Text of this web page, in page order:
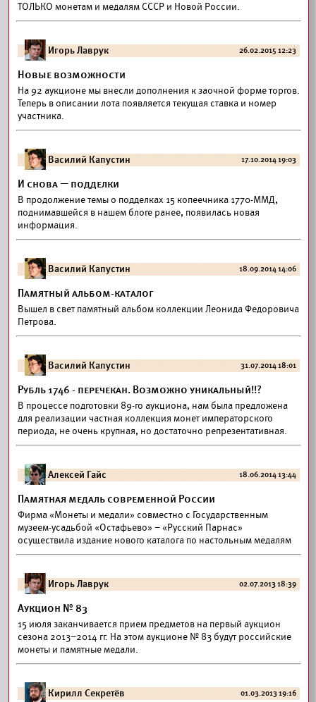
ТОЛЬКО монетам и медалям СССР и Новой России.
Игорь Лаврук 26.02.2015 12:23
Новые возможности
На 92 аукционе мы внесли дополнения к заочной форме торгов.
Теперь в описании лота появляется текущая ставка и номер
участника.
Василий Капустин 17.10.2014 19:03
И снова — подделки
В продолжение темы о подделках 15 копеечника 1770-ММД,
поднимавшейся в нашем блоге ранее, появилась новая
информация.
Василий Капустин 18.09.2014 14:06
Памятный альбом-каталог
Вышел в свет памятный альбом коллекции Леонида Федоровича
Петрова.
Василий Капустин 31.07.2014 18:01
Рубль 1746 - перечекан. Возможно уникальный!!?
В процессе подготовки 89-го аукциона, нам была предложена
для реализации частная коллекция монет императорского
периода, не очень крупная, но достаточно репрезентативная.
Алексей Гайс 18.06.2014 13:44
Памятная медаль современной России
Фирма «Монеты и медали» совместно с Государственным
музеем-усадьбой «Остафьево» – «Русский Парнас»
осуществила издание нового каталога по настольным медалям
Игорь Лаврук 02.07.2013 18:39
Аукцион № 83
15 июля заканчивается прием предметов на первый аукцион
сезона 2013–2014 гг. На этом аукционе № 83 будут российские
монеты и памятные медали.
Кирилл Секретёв 01.03.2013 19:16